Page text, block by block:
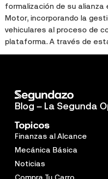
formalización de su
Motor, incorporando la
vehiculares al proceso de
plataforma. A través de
Blog – La Segunda
Topicos
Finanzas al Alcance
Mecánica Básica
Noticias